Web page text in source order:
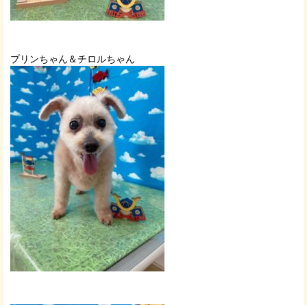
プリンちゃん＆チロルちゃん